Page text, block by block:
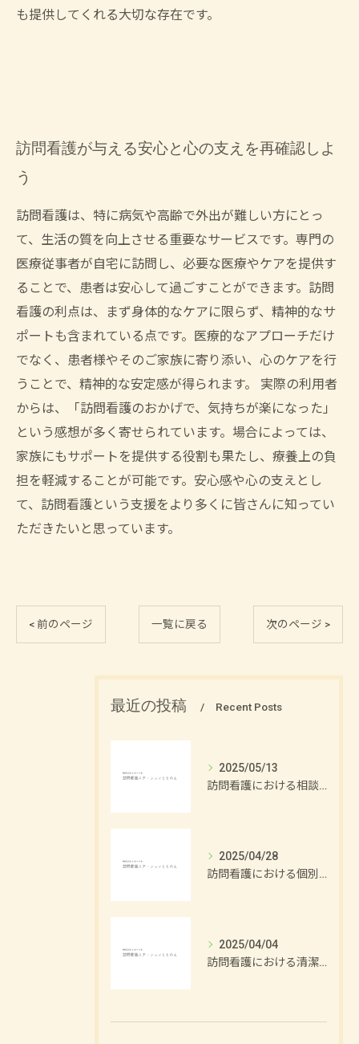
も提供してくれる大切な存在です。
訪問看護が与える安心と心の支えを再確認しよ
う
訪問看護は、特に病気や高齢で外出が難しい方にとっ
て、生活の質を向上させる重要なサービスです。専門の
医療従事者が自宅に訪問し、必要な医療やケアを提供す
ることで、患者は安心して過ごすことができます。訪問
看護の利点は、まず身体的なケアに限らず、精神的なサ
ポートも含まれている点です。医療的なアプローチだけ
でなく、患者様やそのご家族に寄り添い、心のケアを行
うことで、精神的な安定感が得られます。 実際の利用者
からは、「訪問看護のおかげで、気持ちが楽になった」
という感想が多く寄せられています。場合によっては、
家族にもサポートを提供する役割も果たし、療養上の負
担を軽減することが可能です。安心感や心の支えとし
て、訪問看護という支援をより多くに皆さんに知ってい
ただきたいと思っています。
< 前のページ 一覧に戻る 次のページ >
最近の投稿 Recent Posts
2025/05/13
訪問看護における相談支援の重要性
2025/04/28
訪問看護における個別ケアの重要性
2025/04/04
訪問看護における清潔援助の方法